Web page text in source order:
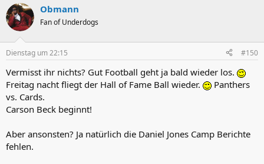
Obmann
Fan of Underdogs
Dienstag um 22:15 #150
Vermisst ihr nichts? Gut Football geht ja bald wieder los.
Freitag nacht fliegt der Hall of Fame Ball wieder.
Panthers
vs. Cards.
Carson Beck beginnt!
Aber ansonsten? Ja natürlich die Daniel Jones Camp Berichte
fehlen.